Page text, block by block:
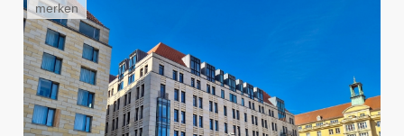
merken